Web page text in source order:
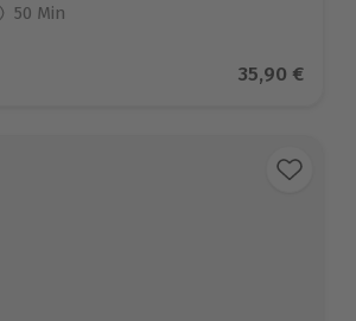
50 Min
basierend auf 11 BewertungenAktueller
35,90 €